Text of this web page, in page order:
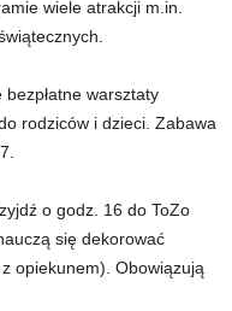
wiele atrakcji m.in.
warsztaty
rodziców i dzieci. Zabawa
o godz. 16 do ToZo
się dekorować
opiekunem). Obowiązują